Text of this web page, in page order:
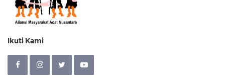
Ikuti Kami